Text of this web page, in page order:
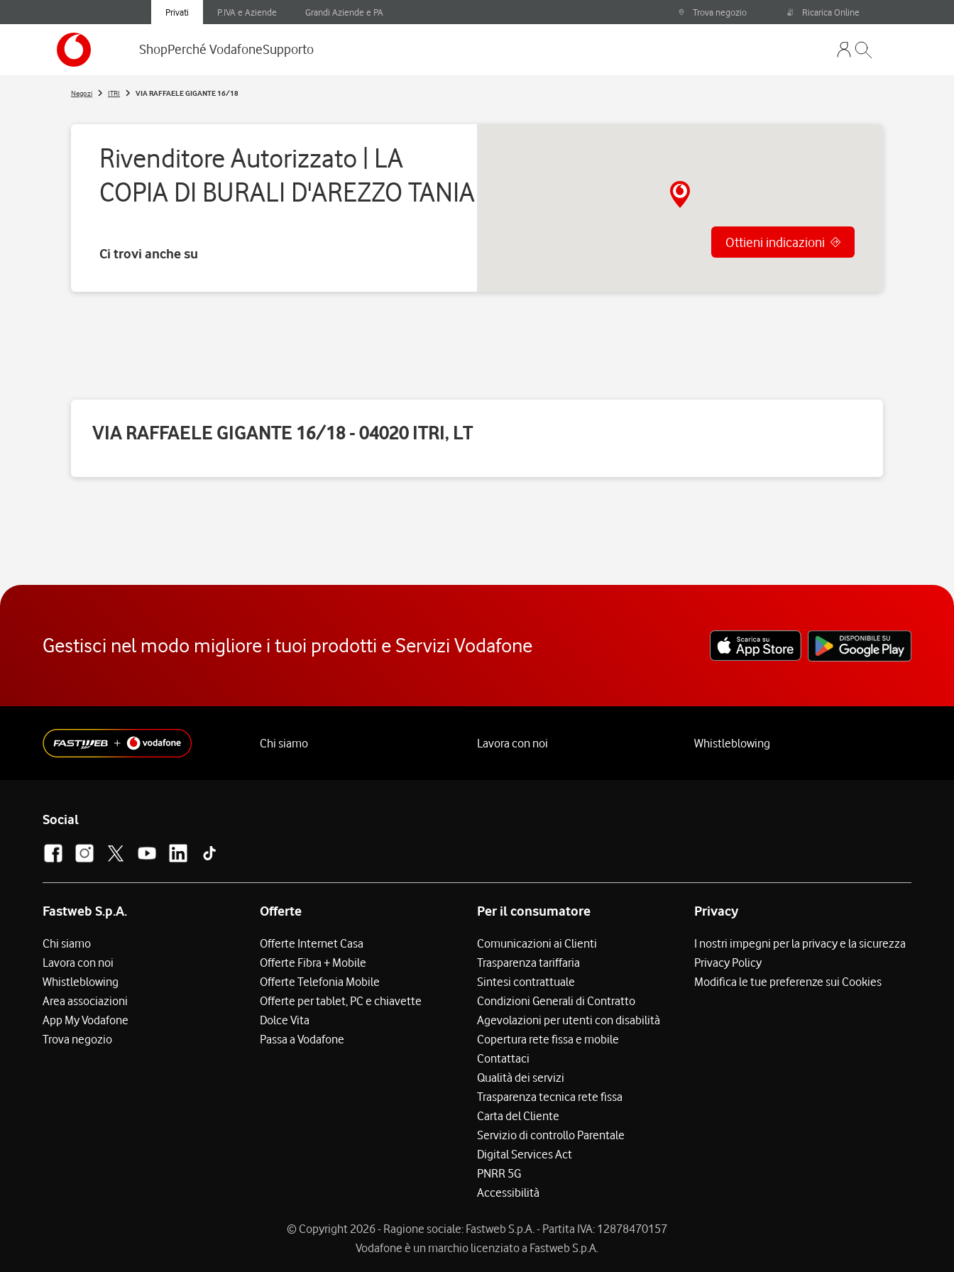
Privati P.IVA e Aziende Grandi Aziende e PA Trova negozio Ricarica Online
ShopPerché VodafoneSupporto
Negozi ITRI VIA RAFFAELE GIGANTE 16/18
Rivenditore Autorizzato | LA
COPIA DI BURALI D'AREZZO TANIA
Ci trovi anche su
Ottieni indicazioni
VIA RAFFAELE GIGANTE 16/18 - 04020 ITRI, LT
Gestisci nel modo migliore i tuoi prodotti e Servizi Vodafone
Chi siamo Lavora con noi Whistleblowing
Social
Fastweb S.p.A.
Chi siamo
Lavora con noi
Whistleblowing
Area associazioni
App My Vodafone
Trova negozio
Offerte
Offerte Internet Casa
Offerte Fibra + Mobile
Offerte Telefonia Mobile
Offerte per tablet, PC e chiavette
Dolce Vita
Passa a Vodafone
Per il consumatore
Comunicazioni ai Clienti
Trasparenza tariffaria
Sintesi contrattuale
Condizioni Generali di Contratto
Agevolazioni per utenti con disabilità
Copertura rete fissa e mobile
Contattaci
Qualità dei servizi
Trasparenza tecnica rete fissa
Carta del Cliente
Servizio di controllo Parentale
Digital Services Act
PNRR 5G
Accessibilità
Privacy
I nostri impegni per la privacy e la sicurezza
Privacy Policy
Modifica le tue preferenze sui Cookies
© Copyright 2026 - Ragione sociale: Fastweb S.p.A. - Partita IVA: 12878470157
Vodafone è un marchio licenziato a Fastweb S.p.A.